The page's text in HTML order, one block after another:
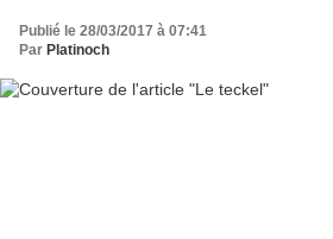
Publié le 28/03/2017 à 07:41
Par Platinoch